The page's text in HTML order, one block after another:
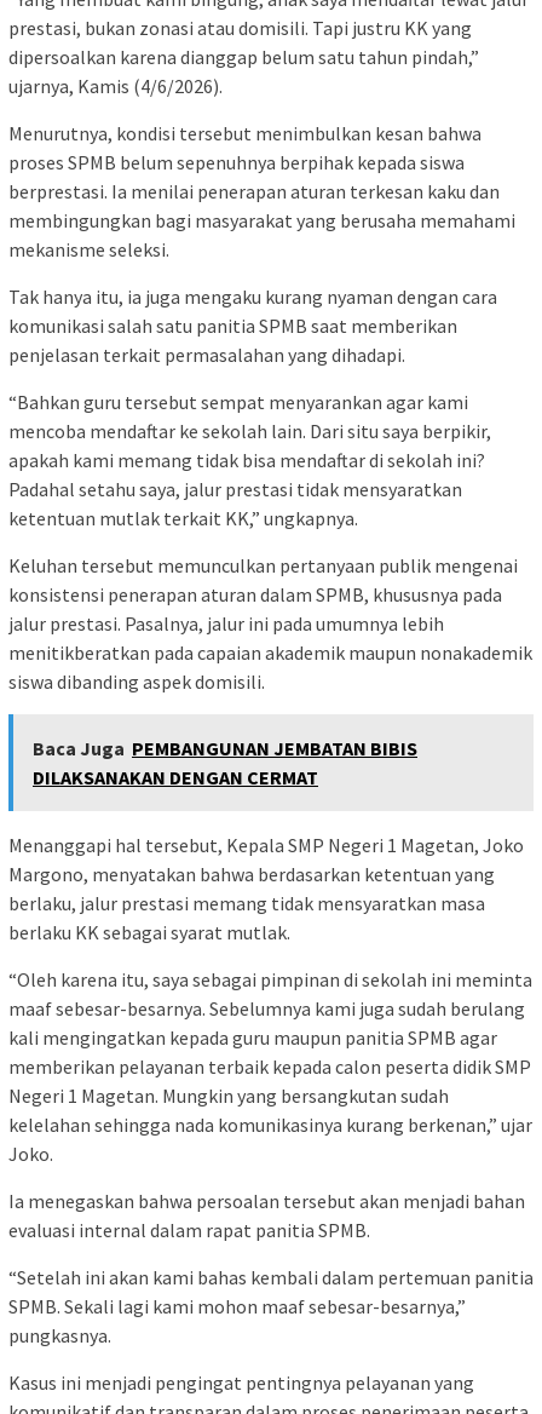
prestasi, bukan zonasi atau domisili. Tapi justru KK yang
dipersoalkan karena dianggap belum satu tahun pindah,”
ujarnya, Kamis (4/6/2026).
Menurutnya, kondisi tersebut menimbulkan kesan bahwa
proses SPMB belum sepenuhnya berpihak kepada siswa
berprestasi. Ia menilai penerapan aturan terkesan kaku dan
membingungkan bagi masyarakat yang berusaha memahami
mekanisme seleksi.
Tak hanya itu, ia juga mengaku kurang nyaman dengan cara
komunikasi salah satu panitia SPMB saat memberikan
penjelasan terkait permasalahan yang dihadapi.
“Bahkan guru tersebut sempat menyarankan agar kami
mencoba mendaftar ke sekolah lain. Dari situ saya berpikir,
apakah kami memang tidak bisa mendaftar di sekolah ini?
Padahal setahu saya, jalur prestasi tidak mensyaratkan
ketentuan mutlak terkait KK,” ungkapnya.
Keluhan tersebut memunculkan pertanyaan publik mengenai
konsistensi penerapan aturan dalam SPMB, khususnya pada
jalur prestasi. Pasalnya, jalur ini pada umumnya lebih
menitikberatkan pada capaian akademik maupun nonakademik
siswa dibanding aspek domisili.
Baca Juga PEMBANGUNAN JEMBATAN BIBIS
DILAKSANAKAN DENGAN CERMAT
Menanggapi hal tersebut, Kepala SMP Negeri 1 Magetan, Joko
Margono, menyatakan bahwa berdasarkan ketentuan yang
berlaku, jalur prestasi memang tidak mensyaratkan masa
berlaku KK sebagai syarat mutlak.
“Oleh karena itu, saya sebagai pimpinan di sekolah ini meminta
maaf sebesar-besarnya. Sebelumnya kami juga sudah berulang
kali mengingatkan kepada guru maupun panitia SPMB agar
memberikan pelayanan terbaik kepada calon peserta didik SMP
Negeri 1 Magetan. Mungkin yang bersangkutan sudah
kelelahan sehingga nada komunikasinya kurang berkenan,” ujar
Joko.
Ia menegaskan bahwa persoalan tersebut akan menjadi bahan
evaluasi internal dalam rapat panitia SPMB.
“Setelah ini akan kami bahas kembali dalam pertemuan panitia
SPMB. Sekali lagi kami mohon maaf sebesar-besarnya,”
pungkasnya.
Kasus ini menjadi pengingat pentingnya pelayanan yang